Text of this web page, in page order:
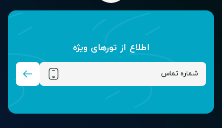
اطلاع از تور‌های ویژه